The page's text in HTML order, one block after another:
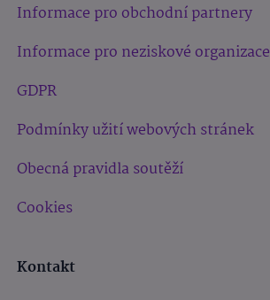
Informace pro obchodní partnery
Informace pro neziskové organizace
GDPR
Podmínky užití webových stránek
Obecná pravidla soutěží
Cookies
Kontakt